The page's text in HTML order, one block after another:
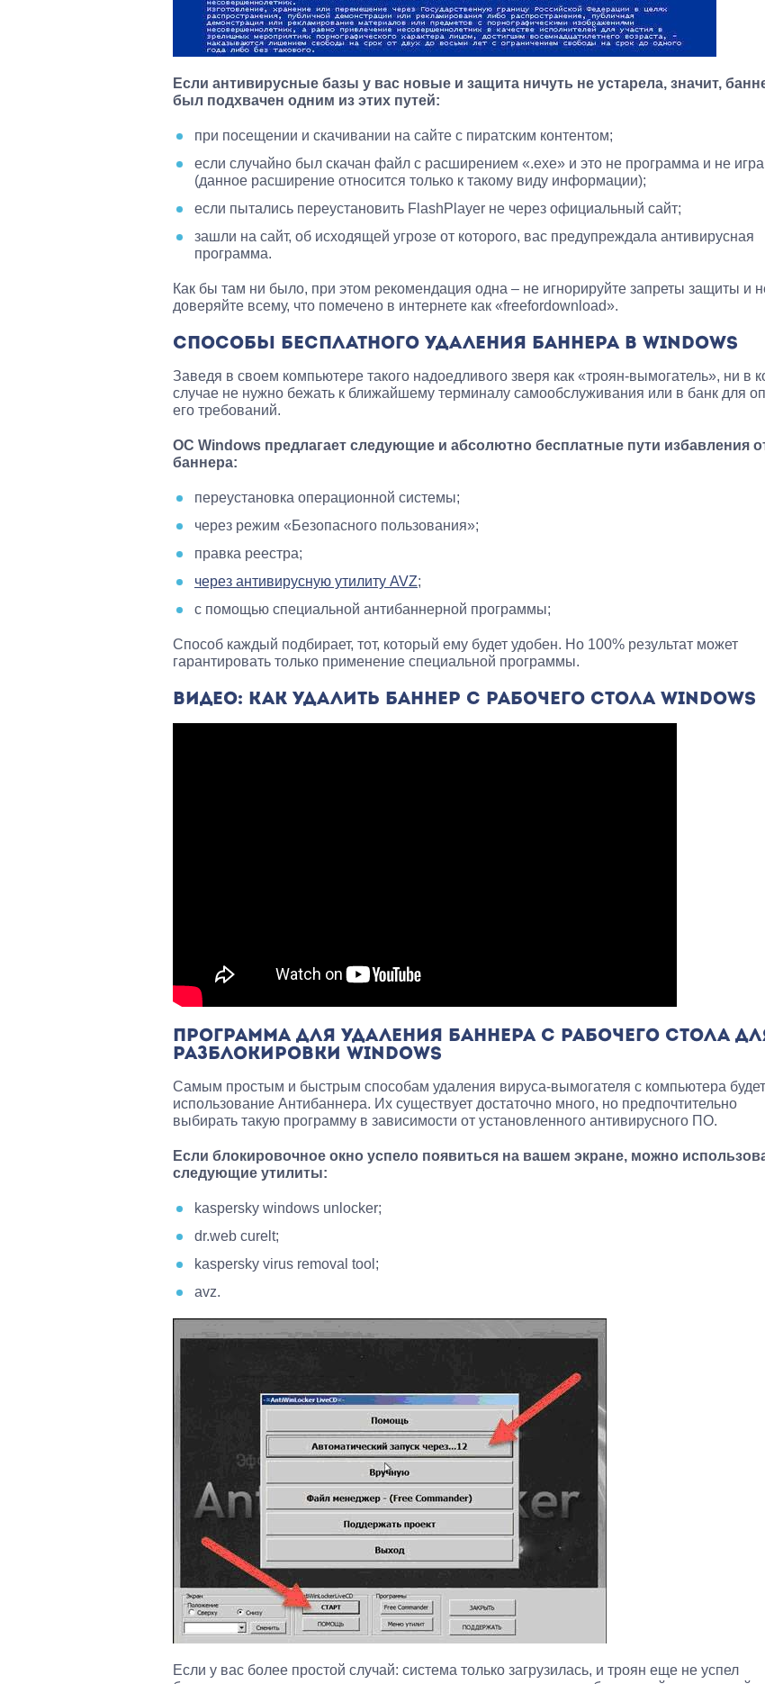
Если антивирусные базы у вас новые и защита ничуть не устарела, значит,
был подхвачен одним из этих путей:
при посещении и скачивании на сайте с пиратским контентом;
если случайно был скачан файл с расширением «.exe» и это не программа и не игра
(данное расширение относится только к такому виду информации);
если пытались переустановить FlashPlayer не через официальный сайт;
зашли на сайт, об исходящей угрозе от которого, вас предупреждала антивирусная
программа.
Как бы там ни было, при этом рекомендация одна – не игнорируйте запреты защиты и
доверяйте всему, что помечено в интернете как «freefordownload».
СПОСОБЫ БЕСПЛАТНОГО УДАЛЕНИЯ БАННЕРА В WINDOWS
Заведя в своем компьютере такого надоедливого зверя как «троян-вымогатель», ни в
случае не нужно бежать к ближайшему терминалу самообслуживания или в банк для
его требований.
ОС Windows предлагает следующие и абсолютно бесплатные пути избавления
баннера:
переустановка операционной системы;
через режим «Безопасного пользования»;
правка реестра;
через антивирусную утилиту AVZ;
с помощью специальной антибаннерной программы;
Способ каждый подбирает, тот, который ему будет удобен. Но 100% результат может
гарантировать только применение специальной программы.
ВИДЕО: КАК УДАЛИТЬ БАННЕР С РАБОЧЕГО СТОЛА WINDOWS
ПРОГРАММА ДЛЯ УДАЛЕНИЯ БАННЕРА С РАБОЧЕГО СТОЛА
РАЗБЛОКИРОВКИ WINDOWS
Самым простым и быстрым способам удаления вируса-вымогателя с компьютера будет
использование Антибаннера. Их существует достаточно много, но предпочтительно
выбирать такую программу в зависимости от установленного антивирусного ПО.
Если блокировочное окно успело появиться на вашем экране, можно
следующие утилиты:
kaspersky windows unlocker;
dr.web curelt;
kaspersky virus removal tool;
avz.
Если у вас более простой случай: система только загрузилась, и троян еще не успел